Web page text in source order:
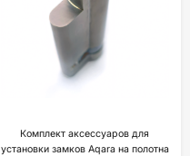
Комплект аксессуаров для
установки замков Aqara на полотна